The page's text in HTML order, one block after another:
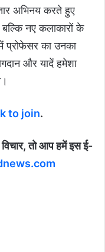
अभिनय करते हुए
नए कलाकारों के
प्रोफेसर का उनका
और यादें हमेशा
to join.
तो आप हमें इस ई-